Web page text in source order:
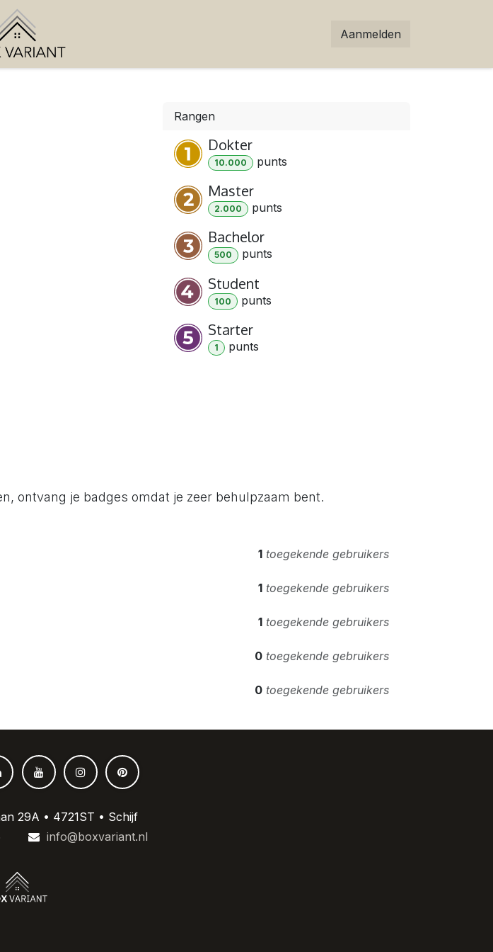
Aanmelden
Rangen
Dokter
10.000 punts
Master
2.000 punts
Bachelor
500 punts
Student
100 punts
Starter
1 punts
ontvang je badges omdat je zeer behulpzaam bent.
1 toegekende gebruikers
1 toegekende gebruikers
1 toegekende gebruikers
0 toegekende gebruikers
0 toegekende gebruikers
29A • 4721ST • Schijf
info@boxvariant.nl